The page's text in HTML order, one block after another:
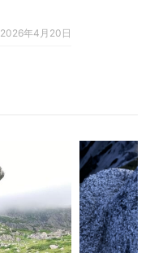
2026年4月20日